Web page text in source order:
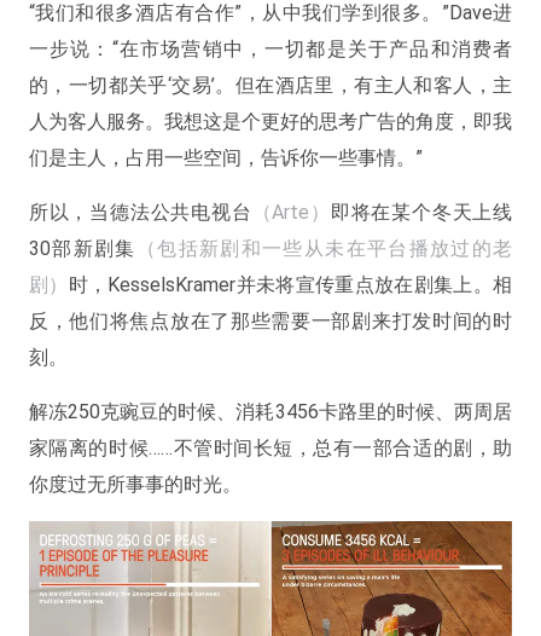
“我们和很多酒店有合作”，从中我们学到很多。”Dave进
一步说：“在市场营销中，一切都是关于产品和消费者
的，一切都关乎‘交易’。但在酒店里，有主人和客人，主
人为客人服务。我想这是个更好的思考广告的角度，即我
们是主人，占用一些空间，告诉你一些事情。”
所以，当德法公共电视台 （Arte） 即将在某个冬天上线
30部新剧集 （包括新剧和一些从未在平台播放过的老
剧） 时，KesselsKramer并未将宣传重点放在剧集上。相
反，他们将焦点放在了那些需要一部剧来打发时间的时
刻。
解冻250克豌豆的时候、消耗3456卡路里的时候、两周居
家隔离的时候……不管时间长短，总有一部合适的剧，助
你度过无所事事的时光。